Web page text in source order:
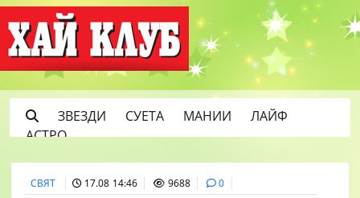
ЗВЕЗДИ СУЕТА МАНИИ
ЛАЙФ
АСТРО
СВЯТ 17.08 14:46 9688 0